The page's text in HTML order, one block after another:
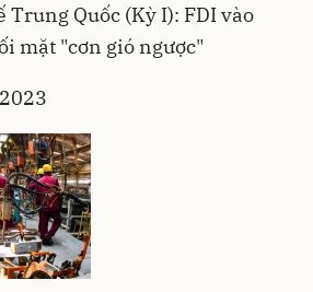
Quốc (Kỳ I): FDI vào
mặt "cơn gió ngược"